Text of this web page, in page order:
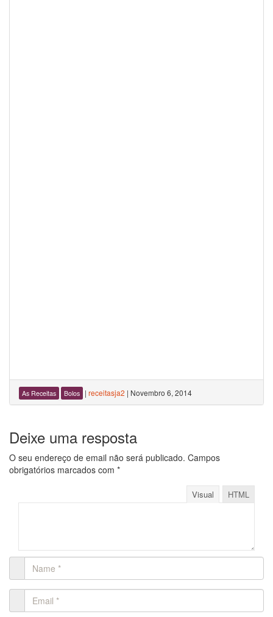
As Receitas Bolos | receitasja2 | Novembro 6, 2014
Deixe uma resposta
O seu endereço de email não será publicado. Campos
obrigatórios marcados com *
Visual HTML